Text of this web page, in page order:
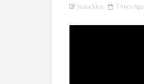
Nara Silva 7 Anos Ago